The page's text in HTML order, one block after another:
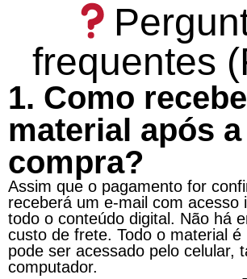
frequentes
1. Como
material após a
compra?
Assim que o pagamento for
receberá um e-mail com acesso
todo o conteúdo digital. Não há
custo de frete. Todo o material é
pode ser acessado pelo celular,
computador.